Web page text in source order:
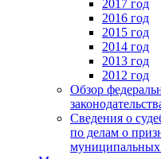
2017 год
2016 год
2015 год
2014 год
2013 год
2012 год
Обзор
Сведения о
по делам о